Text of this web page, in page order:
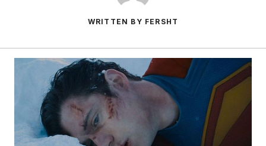
WRITTEN BY FERSHT